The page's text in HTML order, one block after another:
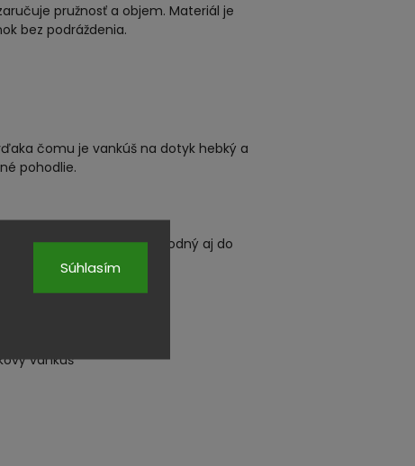
Súhlasím
pružnosť a objem. Materiál je
bez podráždenia.
čomu je vankúš na dotyk hebký a
pohodlie.
jeho životnosť. Je vhodný aj do
vankúš